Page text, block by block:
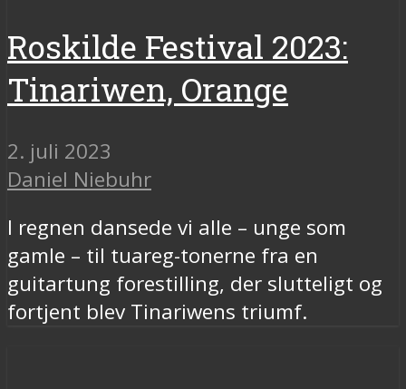
Roskilde Festival 2023:
Tinariwen, Orange
2. juli 2023
Daniel Niebuhr
I regnen dansede vi alle – unge som
gamle – til tuareg-tonerne fra en
guitartung forestilling, der slutteligt og
fortjent blev Tinariwens triumf.